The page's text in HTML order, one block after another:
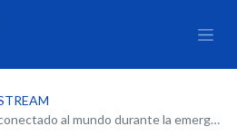
al mundo durante la emergencia